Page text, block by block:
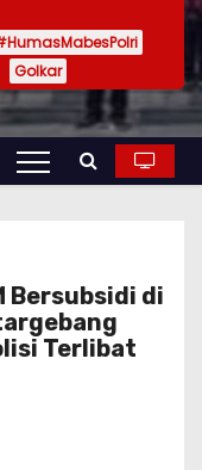
Golkar
Bersubsidi di
Terlibat